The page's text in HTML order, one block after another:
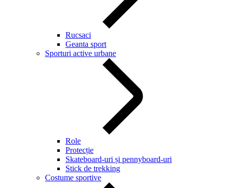
Rucsaci
Geanta sport
Sporturi active urbane
Role
Protecție
Skateboard-uri și pennyboard-uri
Stick de trekking
Costume sportive